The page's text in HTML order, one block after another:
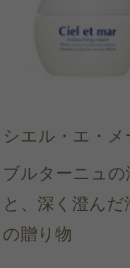
シエル・エ・メ
ブルターニュの
と、深く澄んだ
の贈り物